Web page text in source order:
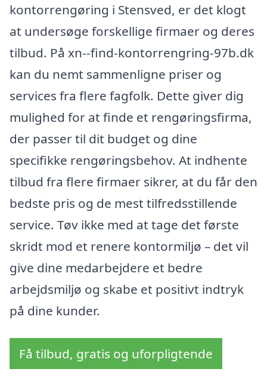
kontorrengøring i Stensved, er det klogt
at undersøge forskellige firmaer og deres
tilbud. På xn--find-kontorrengring-97b.dk
kan du nemt sammenligne priser og
services fra flere fagfolk. Dette giver dig
mulighed for at finde et rengøringsfirma,
der passer til dit budget og dine
specifikke rengøringsbehov. At indhente
tilbud fra flere firmaer sikrer, at du får den
bedste pris og de mest tilfredsstillende
service. Tøv ikke med at tage det første
skridt mod et renere kontormiljø – det vil
give dine medarbejdere et bedre
arbejdsmiljø og skabe et positivt indtryk
på dine kunder.
Få tilbud, gratis og uforpligtende